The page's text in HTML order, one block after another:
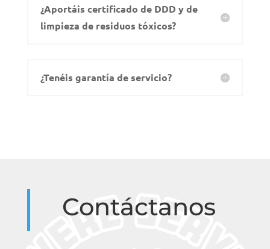
¿Aportáis certificado de DDD y de
limpieza de residuos tóxicos?
¿Tenéis garantía de servicio?
Contáctanos